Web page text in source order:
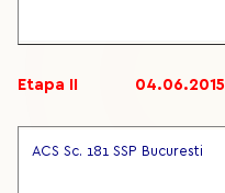
Etapa II 04.06.2015
ACS Sc. 181 SSP Bucuresti